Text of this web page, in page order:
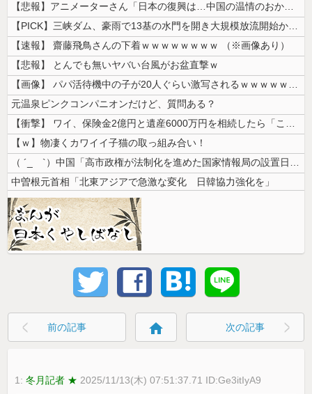
【悲報】アニメーターさん「日本の復興は…中国の温情のおかげだ！」 ← ...
【PICK】三峡ダム、豪雨で13基の水門を開き大規模放流開始か 下流の...
【速報】 齋藤飛鳥さんの下着ｗｗｗｗｗｗｗｗ （※画像あり）
【悲報】 とんでも無いヤバい台風がお盆直撃ｗ
【画像】 パパ活待機中の子が20人ぐらい激写されるｗｗｗｗｗｗｗｗｗｗ...
元温泉ピンクコンパニオンだけど、質問ある？
【衝撃】 ワイ、保険金2億円と遺産6000万円を相続したら「こう」なっ...
【ｗ】物凄くカワイイ子猫の取っ組み合い！
（ ´_ゝ`）中国「高市政権が法制化を進めた国家情報局の設置日が7月3...
中曽根元首相「北東アジアで急激な変化 日韓協力強化を」
前の記事 home 次の記事
1:冬月記者 ★ 2025/11/13(木) 07:51:37.71 ID:Ge3itIyA9